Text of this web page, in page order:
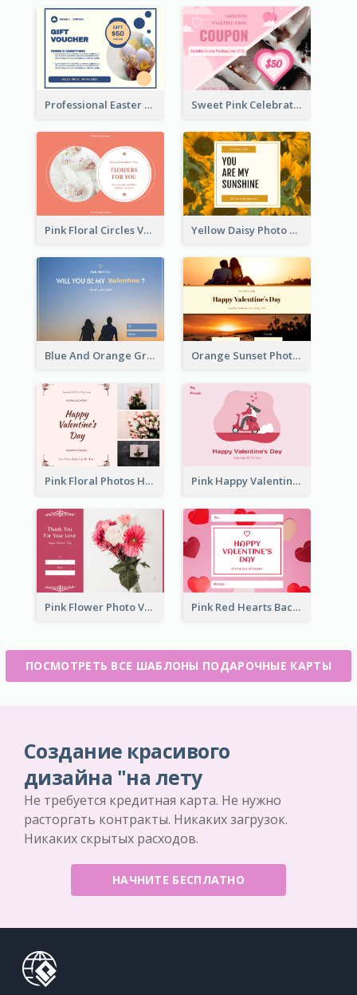
Professional Easter Discount Gift Card Design Sweet Pink Celebration Gift Card Template Design
Pink Floral Circles Valentines Day Gift Card Yellow Daisy Photo Valentines Day Gift Card
Blue And Orange Gradient Photo Valentines Day Gift Card Orange Sunset Photo Valentines Day Gift Card
Pink Floral Photos Happy Valentines Day Gift Card Pink Happy Valentine's Day Illustration Gift Card
Pink Flower Photo Valentine's Day Gift Card Pink Red Hearts Background Valentine's Day Gift Card
ПОСМОТРЕТЬ ВСЕ ШАБЛОНЫ ПОДАРОЧНЫЕ КАРТЫ
Создание красивого
дизайна "на лету
Не требуется кредитная карта. Не нужно
расторгать контракты. Никаких загрузок.
Никаких скрытых расходов.
НАЧНИТЕ БЕСПЛАТНО